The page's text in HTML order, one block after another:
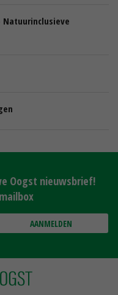
Natuurinclusieve
Oogst nieuwsbrief!
AANMELDEN